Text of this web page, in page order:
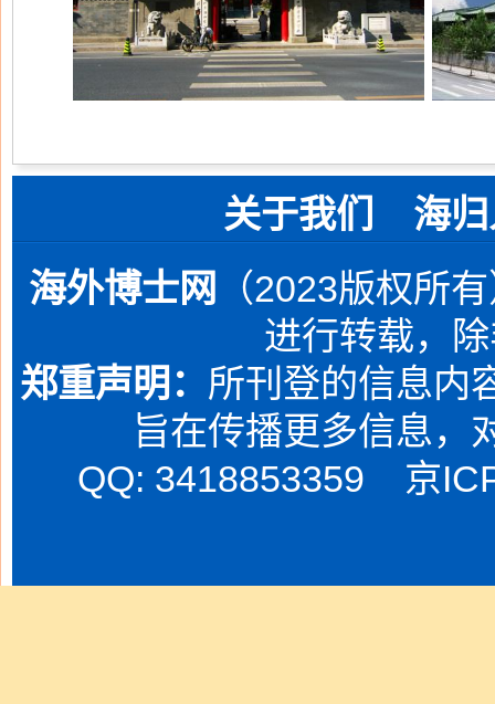
关于我们 海
海外博士网
（2023版权所
进行转载，
郑重声明： 所刊登的信息内
旨在传播更多信息，
QQ: 3418853359 京